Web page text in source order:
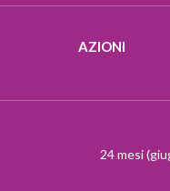
AZIONI
24 mesi